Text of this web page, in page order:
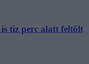
tíz perc alatt feltölt